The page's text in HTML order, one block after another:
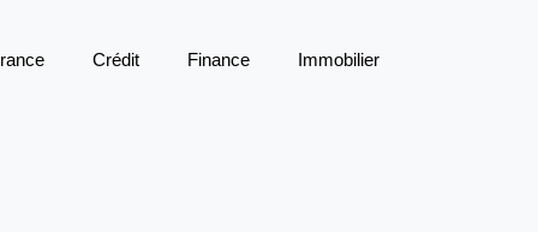
Crédit Finance Immobilier